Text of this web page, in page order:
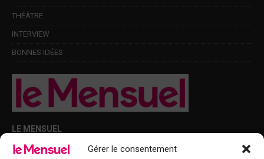
Gérer le consentement
THÉÂTRE
INTERVIEW
BONNES IDÉES
LE MENSUEL
Points de diffusion Var et Alpes-Maritimes : oû trouver Le Mensuel ?